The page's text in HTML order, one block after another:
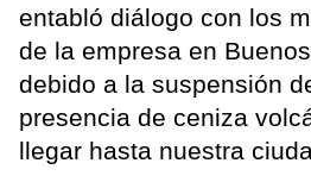
entabló diálogo con los
de la empresa en
debido a la suspensión
presencia de ceniza
llegar hasta nuestra